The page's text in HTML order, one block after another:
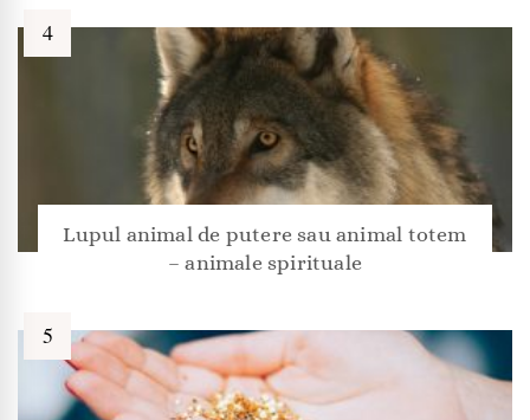
Lupul animal de putere sau animal totem
– animale spirituale